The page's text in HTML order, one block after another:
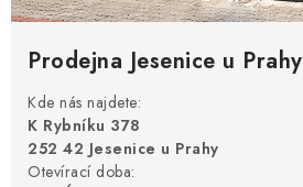
Prodejna Jesenice u Prahy
Kde nás najdete:
K Rybníku 378
252 42 Jesenice u Prahy
Otevírací doba: